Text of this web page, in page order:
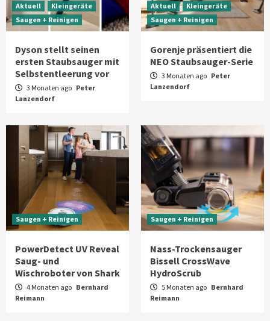
Aktuell
Kleingeräte
Saugen + Reinigen
Dyson stellt seinen
ersten Staubsauger mit
Selbstentleerung vor
3 Monaten ago Peter
Lanzendorf
Aktuell
Kleingeräte
Saugen + Reinigen
Gorenje präsentiert die
NEO Staubsauger-Serie
3 Monaten ago Peter
Lanzendorf
Saugen + Reinigen
PowerDetect UV Reveal
Saug- und
Wischroboter von Shark
4 Monaten ago Bernhard
Reimann
Saugen + Reinigen
Nass-Trockensauger
Bissell CrossWave
HydroScrub
5 Monaten ago Bernhard
Reimann